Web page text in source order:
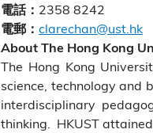
電話： 2358 8242
電郵： clarechan@ust.hk
About The Hong Kong
The Hong Kong
science, technology and
interdisciplinary
thinking. HKUST